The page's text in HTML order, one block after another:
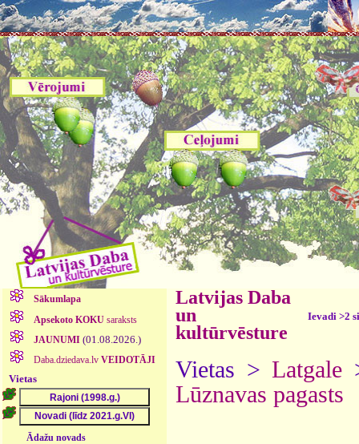
Sākumlapa
Apsekoto KOKUsaraksts
JAUNUMI (01.08.2026.)
Daba.dziedava.lv VEIDOTĀJI
Vietas
Ādažu novads
Latvijas Daba
un
kultūrvēsture
Ievadi >2
Vietas >Latgale
Lūznavas pagasts